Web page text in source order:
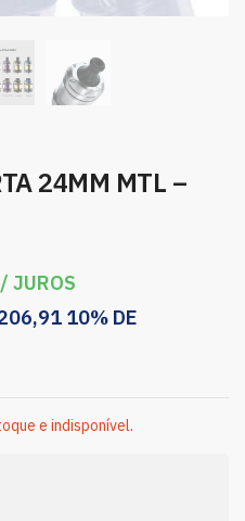
24MM MTL –
JUROS
10% DE
e indisponível.